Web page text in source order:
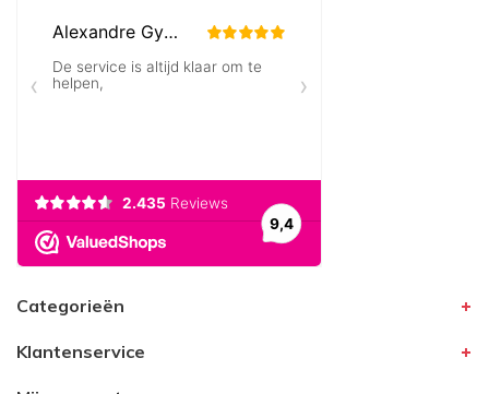
Categorieën
Klantenservice